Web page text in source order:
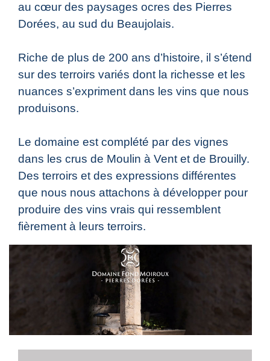
au cœur des paysages ocres des Pierres
Dorées, au sud du Beaujolais.
Riche de plus de 200 ans d’histoire, il s’étend
sur des terroirs variés dont la richesse et les
nuances s’expriment dans les vins que nous
produisons.
Le domaine est complété par des vignes
dans les crus de Moulin à Vent et de Brouilly.
Des terroirs et des expressions différentes
que nous nous attachons à développer pour
produire des vins vrais qui ressemblent
fièrement à leurs terroirs.